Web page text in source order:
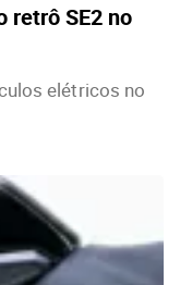
retrô SE2 no
elétricos no